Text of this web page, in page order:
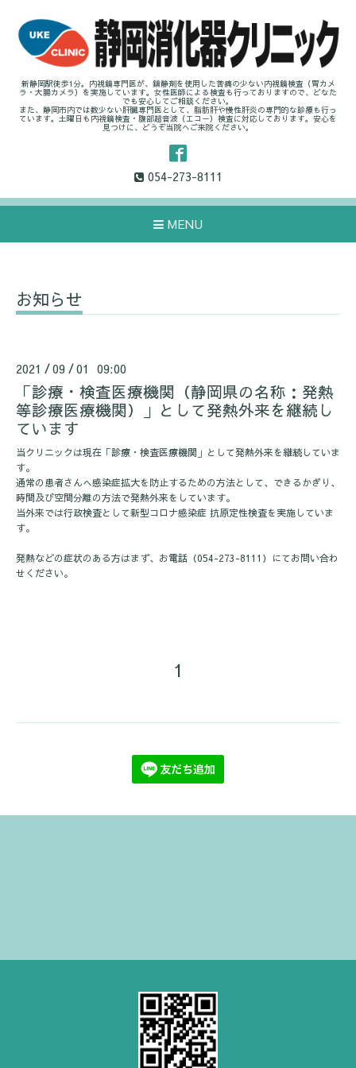
新静岡駅徒歩1分。内視鏡専門医が、鎮静剤を使用した苦痛の少ない内視鏡検査（胃カメ
ラ・大腸カメラ）を実施しています。女性医師による検査も行っておりますので、どなた
でも安心してご相談ください。
また、静岡市内では数少ない肝臓専門医として、脂肪肝や慢性肝炎の専門的な診療も行っ
ています。土曜日も内視鏡検査・腹部超音波（エコー）検査に対応しております。安心を
見つけに、どうぞ当院へご来院ください。
054-273-8111
MENU
お知らせ
2021 /09 /01 09:00
「診療・検査医療機関（静岡県の名称：発熱
等診療医療機関）」として発熱外来を継続し
ています
当クリニックは現在「診療・検査医療機関」として発熱外来を継続していま
す。
通常の患者さんへ感染症拡大を防止するための方法として、できるかぎり、
時間及び空間分離の方法で発熱外来をしています。
当外来では行政検査として新型コロナ感染症 抗原定性検査を実施していま
す。
発熱などの症状のある方はまず、お電話（054-273-8111）にてお問い合わ
せください。
1